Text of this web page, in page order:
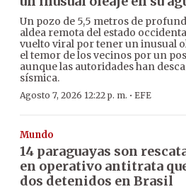
Un pozo de 5,5 metros de
aldea remota del estado
vuelto viral por tener un inusual
el temor de los vecinos por un
aunque las autoridades han
sísmica.
Agosto 7, 2026 12:22 p. m. · EFE
Mundo
14 paraguayas son
en operativo antitrata
dos detenidos en Brasil